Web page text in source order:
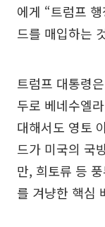
에게 “트럼프
드를 매입하는
트럼프 대통령
두로 베네수엘
대해서도 영토
드가 미국의 국
만, 희토류 등
를 겨냥한 핵심